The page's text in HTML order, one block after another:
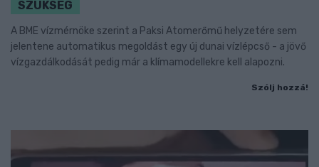
SZÜKSÉG
A BME vízmérnöke szerint a Paksi Atomerőmű helyzetére sem
jelentene automatikus megoldást egy új dunai vízlépcső - a jövő
vízgazdálkodását pedig már a klímamodellekre kell alapozni.
Szólj hozzá!